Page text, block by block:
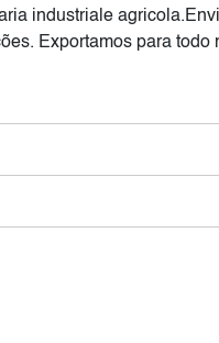
industriale
Exportamos para todo